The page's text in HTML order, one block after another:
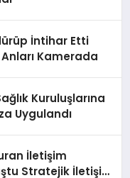
İntihar Etti
Kamerada
Kuruluşlarına
Uygulandı
İletişim
Stratejik İletişim